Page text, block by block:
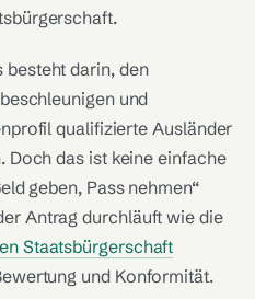
besteht darin, den
und
qualifizierte Ausländer
Doch das ist keine einfache
geben, Pass nehmen“
Antrag durchläuft wie die
Staatsbürgerschaft
und Konformität.